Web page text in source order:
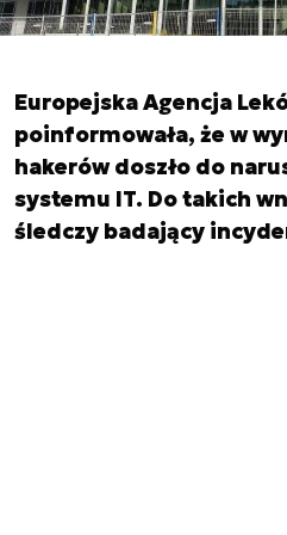
Europejska Agencja
poinformowała, że w
hakerów doszło do
systemu IT. Do takich
śledczy badający